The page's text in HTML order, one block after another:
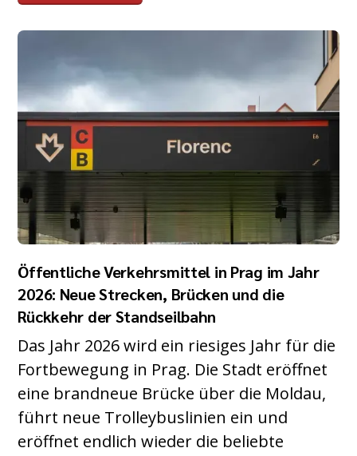
Öffentliche Verkehrsmittel in Prag im Jahr
2026: Neue Strecken, Brücken und die
Rückkehr der Standseilbahn
Das Jahr 2026 wird ein riesiges Jahr für die
Fortbewegung in Prag. Die Stadt eröffnet
eine brandneue Brücke über die Moldau,
führt neue Trolleybuslinien ein und
eröffnet endlich wieder die beliebte